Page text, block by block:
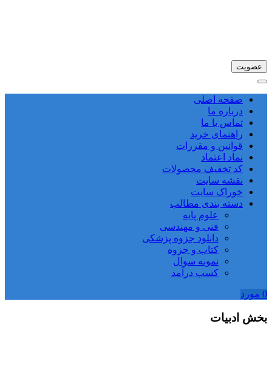
صفحه اصلی
درباره ما
تماس با ما
راهنمای خرید
قوانین و مقررات
نماد اعتماد
کد تخفیف محصولات
نقشه سایت
خوراک سایت
دسته بندی مطالب
علوم پایه
فنی و مهندسی
دانلود جزوه پزشکی
کتاب و جزوه
نمونه سوال
کسب درآمد
0 مورد
بخش ادبیات